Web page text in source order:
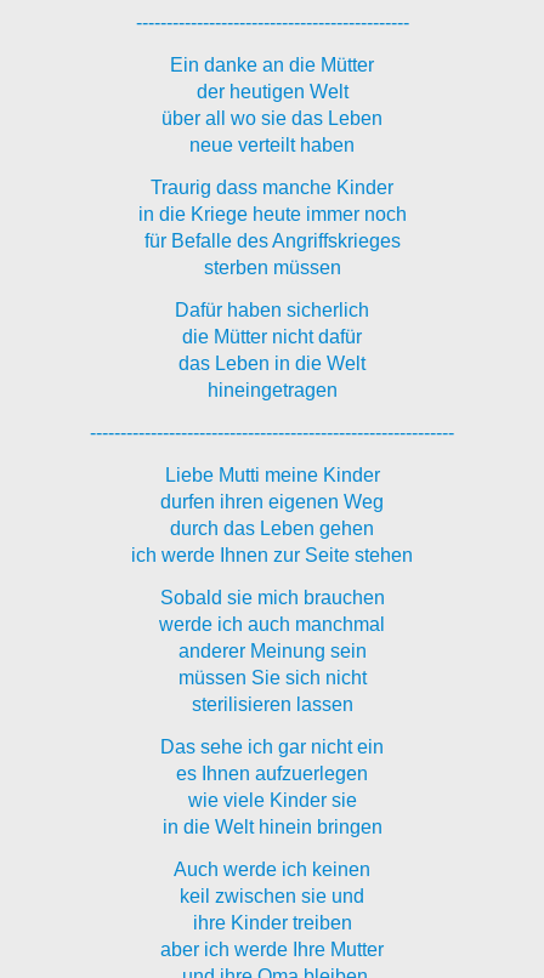
---------------------------------------------
Ein danke an die Mütter
der heutigen Welt
über all wo sie das Leben
neue verteilt haben
Traurig dass manche Kinder
in die Kriege heute immer noch
für Befalle des Angriffskrieges
sterben müssen
Dafür haben sicherlich
die Mütter nicht dafür
das Leben in die Welt
hineingetragen
------------------------------------------------------------
Liebe Mutti meine Kinder
durfen ihren eigenen Weg
durch das Leben gehen
ich werde Ihnen zur Seite stehen
Sobald sie mich brauchen
werde ich auch manchmal
anderer Meinung sein
müssen Sie sich nicht
sterilisieren lassen
Das sehe ich gar nicht ein
es Ihnen aufzuerlegen
wie viele Kinder sie
in die Welt hinein bringen
Auch werde ich keinen
keil zwischen sie und
ihre Kinder treiben
aber ich werde Ihre Mutter